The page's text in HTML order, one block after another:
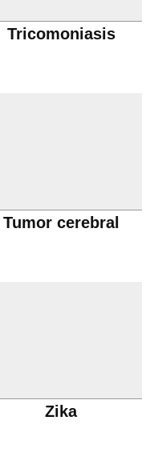
Tricomoniasis
Tumor cerebral
Zika